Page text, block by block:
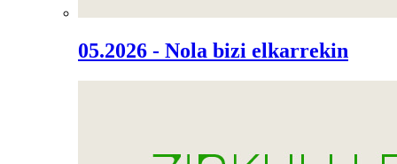
05.2026 - Nola bizi elkarrekin